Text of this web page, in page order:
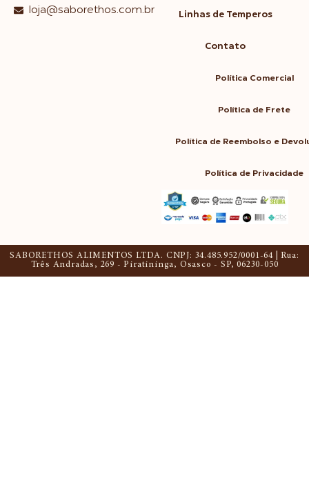
loja@saborethos.com.br
Linhas de Temperos
Contato
Política Comercial
Política de Frete
Política de Reembolso e
Política de Privacidade
SABORETHOS ALIMENTOS LTDA. CNPJ: 34.485.952/0001-64 | Rua:
Três Andradas, 269 - Piratininga, Osasco - SP, 06230-050